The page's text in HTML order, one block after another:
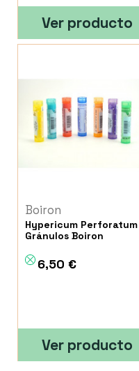
Ver producto
Boiron
Hypericum Perforatum
Gránulos Boiron
6,50 €
Ver producto